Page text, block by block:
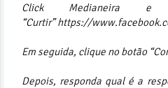
Click Medianeira​
“Curtir”https://
Em seguida, clique no botão
Depois, responda qual é a